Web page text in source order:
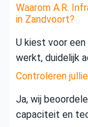
Waarom A.R.
in Zandvoort?
U kiest voor
werkt, duidelijk
Controleren
Ja, wij
capaciteit en